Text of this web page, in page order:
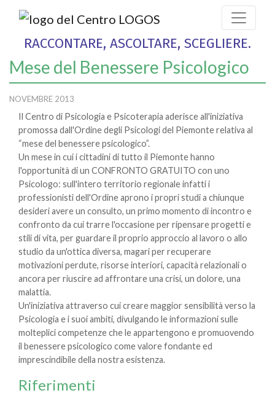
RACCONTARE, ASCOLTARE, SCEGLIERE.
Mese del Benessere Psicologico
NOVEMBRE 2013
Il Centro di Psicologia e Psicoterapia aderisce all'iniziativa
promossa dall'Ordine degli Psicologi del Piemonte relativa al
“mese del benessere psicologico”.
Un mese in cui i cittadini di tutto il Piemonte hanno
l'opportunità di un CONFRONTO GRATUITO con uno
Psicologo: sull'intero territorio regionale infatti i
professionisti dell'Ordine aprono i propri studi a chiunque
desideri avere un consulto, un primo momento di incontro e
confronto da cui trarre l'occasione per ripensare progetti e
stili di vita, per guardare il proprio approccio al lavoro o allo
studio da un'ottica diversa, magari per recuperare
motivazioni perdute, risorse interiori, capacità relazionali o
ancora per riuscire ad affrontare una crisi, un dolore, una
malattia.
Un'iniziativa attraverso cui creare maggior sensibilità verso la
Psicologia e i suoi ambiti, divulgando le informazioni sulle
molteplici competenze che le appartengono e promuovendo
il benessere psicologico come valore fondante ed
imprescindibile della nostra esistenza.
Riferimenti